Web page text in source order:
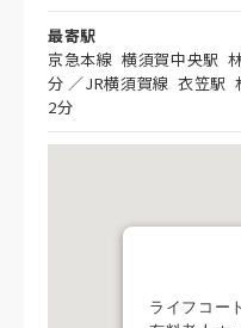
最寄駅
京急本線 横須賀中央駅 林
分 ／JR横須賀線 衣笠駅
2分
ライフコー